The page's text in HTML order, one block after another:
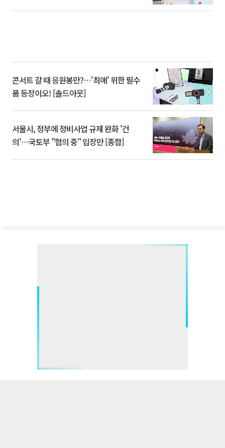
콘서트 갈 때 응원봉만?⋯'최애' 위한 필수
품 등장이오! [솔드아웃]
서울시, 정부에 정비사업 규제 완화 '건
의'⋯국토부 "협의 중" 입장만 [종합]